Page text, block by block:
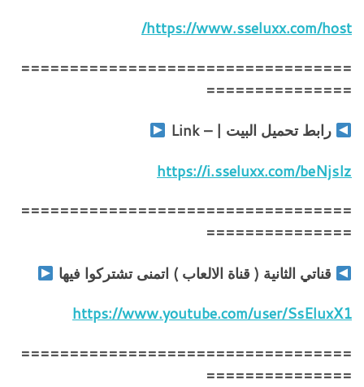
https://www.sseluxx.com/host/
==================================
===============
رابط تحميل البيت | – Link
https://i.sseluxx.com/beNjsIz
==================================
===============
قناتي الثانية ( قناة الالعاب ) اتمنى تشتركوا فيها
https://www.youtube.com/user/SsEluxX1
==================================
===============